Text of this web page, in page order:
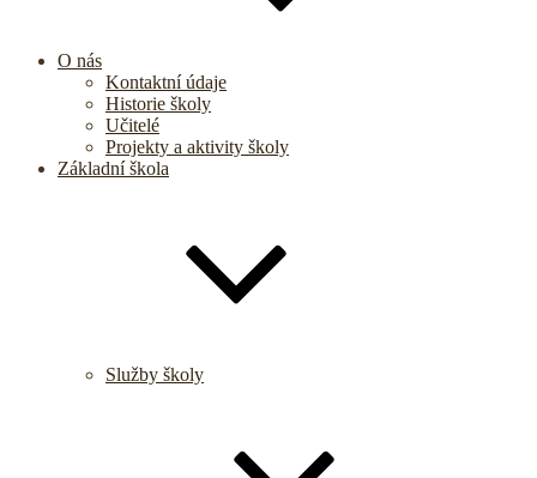
O nás
Kontaktní údaje
Historie školy
Učitelé
Projekty a aktivity školy
Základní škola
Služby školy